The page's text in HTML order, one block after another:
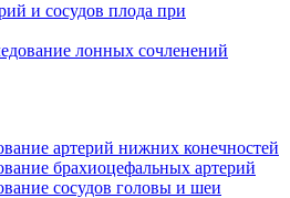
и сосудов плода при
лонных сочленений
артерий нижних конечностей
брахиоцефальных артерий
сосудов головы и шеи